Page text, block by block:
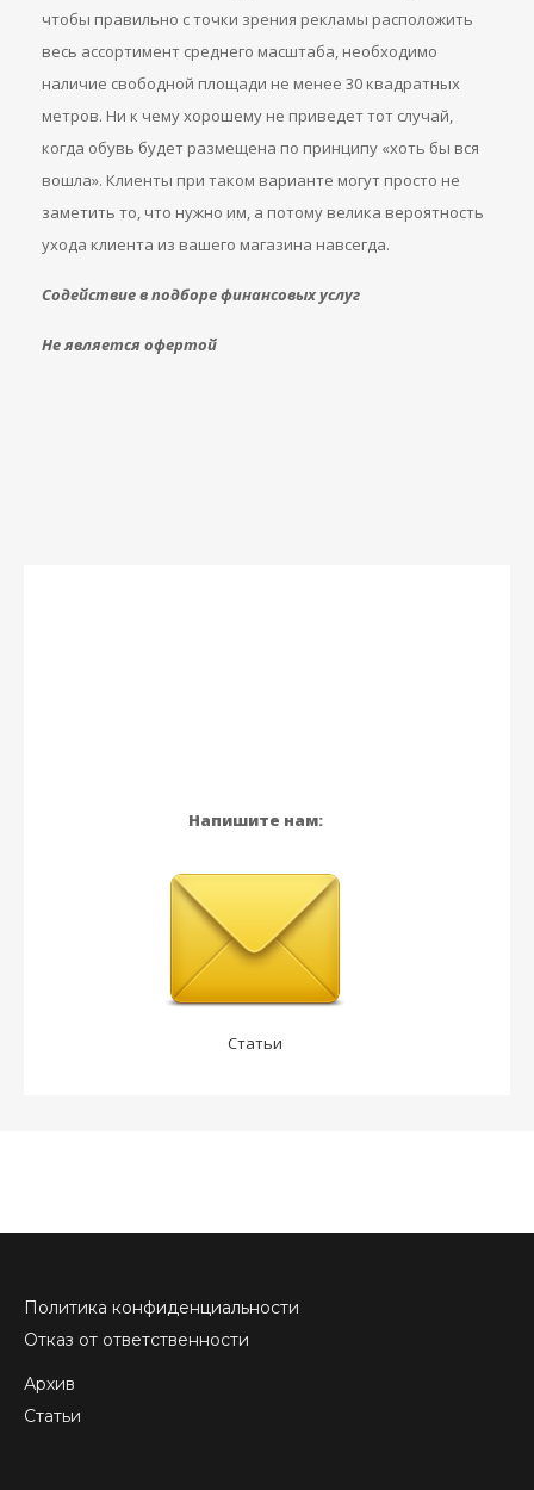
чтобы правильно с точки зрения рекламы расположить
весь ассортимент среднего масштаба, необходимо
наличие свободной площади не менее 30 квадратных
метров. Ни к чему хорошему не приведет тот случай,
когда обувь будет размещена по принципу «хоть бы вся
вошла». Клиенты при таком варианте могут просто не
заметить то, что нужно им, а потому велика вероятность
ухода клиента из вашего магазина навсегда.
Содействие в подборе финансовых услуг
Не является офертой
Напишите нам:
Статьи
Политика конфиденциальности
Отказ от ответственности
Архив
Статьи